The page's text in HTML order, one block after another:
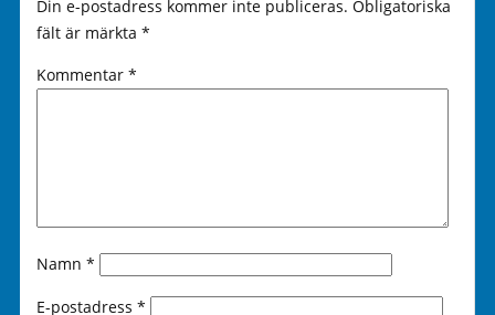
Din e-postadress kommer inte publiceras. Obligatoriska
fält är märkta *
Kommentar *
Namn *
E-postadress *